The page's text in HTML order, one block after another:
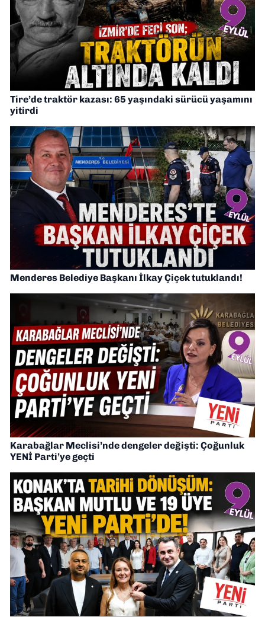
Tire’de traktör kazası: 65 yaşındaki sürücü yaşamını
yitirdi
Menderes Belediye Başkanı İlkay Çiçek tutuklandı!
Karabağlar Meclisi’nde dengeler değişti: Çoğunluk
YENİ Parti’ye geçti